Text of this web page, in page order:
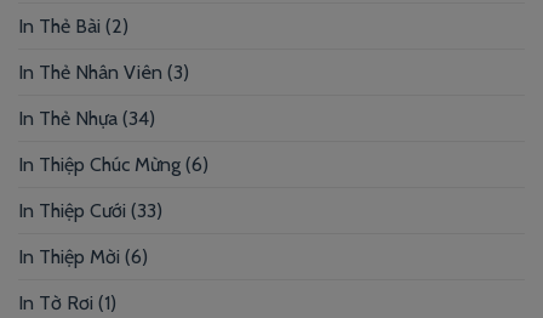
In Thẻ Bài (2)
In Thẻ Nhân Viên (3)
In Thẻ Nhựa (34)
In Thiệp Chúc Mừng (6)
In Thiệp Cưới (33)
In Thiệp Mời (6)
In Tờ Rơi (1)